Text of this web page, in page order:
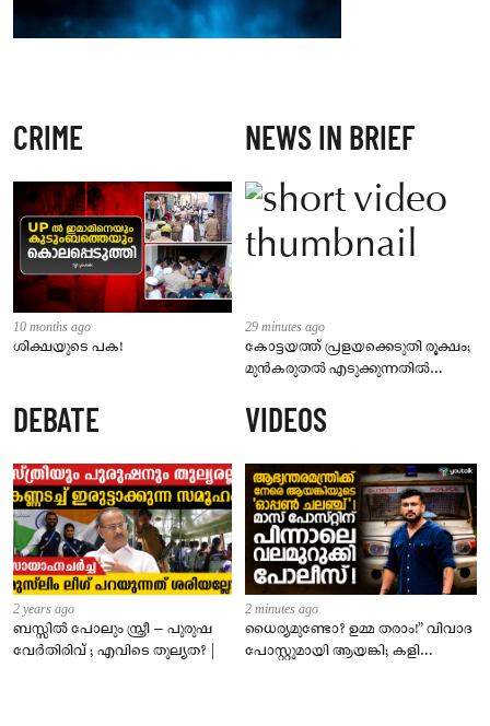
CRIME
10 months ago
ശിക്ഷയുടെ പക!
NEWS IN BRIEF
29 minutes ago
കോട്ടയത്ത് പ്രളയക്കെടുതി രൂക്ഷം;
മുൻകരുതൽ എടുക്കുന്നതിൽ
എൻ വാസവൻ
DEBATE
2 years ago
ബസ്സിൽ പോലും സ്ത്രീ – പുരുഷ
വേർതിരിവ് ; എവിടെ തുല്യത? |
VIDEOS
2 minutes ago
ധൈര്യമുണ്ടോ? ഉമ്മ തരാം!” വിവാദ
പോസ്റ്റുമായി ആയങ്കി; കളി